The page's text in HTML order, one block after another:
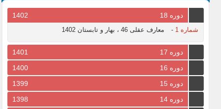
دوره 18 1402
شماره 1 - معارف عقلی 46 ، بهار و تابستان 1402
دوره 17
1401
دوره 16
1400
دوره 15
1399
دوره 14
1398